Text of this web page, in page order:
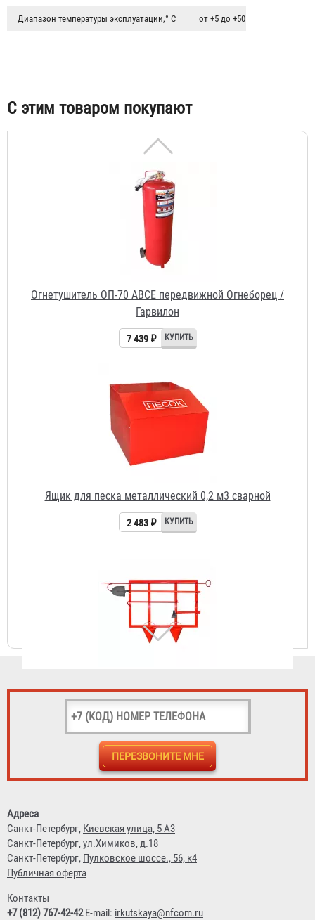
Диапазон температуры эксплуатации,° С от +5 до +50
С этим товаром покупают
Огнетушитель ОУ-55 (ОУ-80) BCE передвижной
Огнетушитель ОП-70 ABCE передвижной Огнеборец /
Гарвилон
7 439 ₽
Ящик для песка металлический 0,2 м3 сварной
2 483 ₽
Щит пожарный металлический открытый
829 ₽
Знак светоотражающий на металле Пожарный Гидрант
Адреса
Санкт-Петербург, Киевская улица, 5 А3
Санкт-Петербург,ул.Химиков, д.18
Санкт-Петербург, Пулковское шоссе., 56, к4
Публичная оферта
Контакты
+7 (812) 767-42-42E-mail: irkutskaya@nfcom.ru